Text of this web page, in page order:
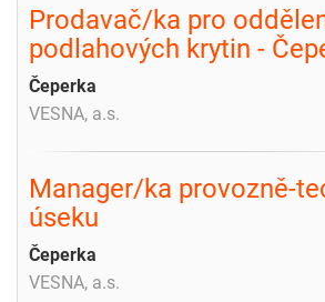
Prodavač/ka pro
podlahových krytin -
Čeperka
VESNA, a.s.
Manager/ka provozně-
úseku
Čeperka
VESNA, a.s.